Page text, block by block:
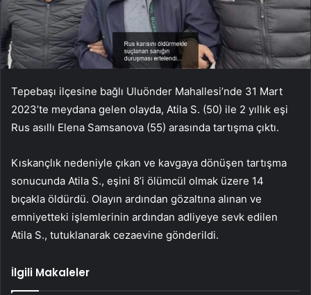
Tepebaşı ilçesine bağlı Uluönder Mahallesi’nde 31 Mart
2023’te meydana gelen olayda, Atila S. (50) ile 2 yıllık eşi
Rus asıllı Elena Samsanova (55) arasında tartışma çıktı.
Kıskançlık nedeniyle çıkan ve kavgaya dönüşen tartışma
sonucunda Atila S., eşini 8’i ölümcül olmak üzere 14
bıçakla öldürdü. Olayın ardından gözaltına alınan ve
emniyetteki işlemlerinin ardından adliyeye sevk edilen
Atila S., tutuklanarak cezaevine gönderildi.
İlgili Makaleler